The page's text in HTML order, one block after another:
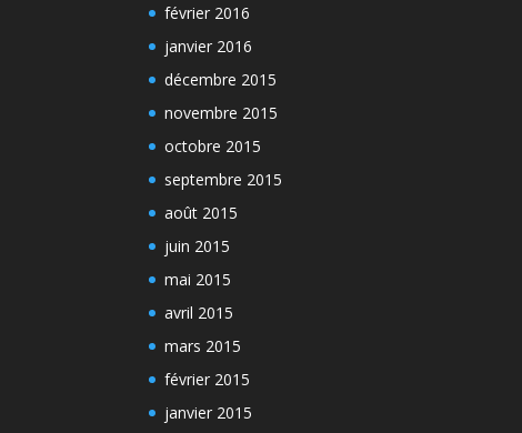
février 2016
janvier 2016
décembre 2015
novembre 2015
octobre 2015
septembre 2015
août 2015
juin 2015
mai 2015
avril 2015
mars 2015
février 2015
janvier 2015